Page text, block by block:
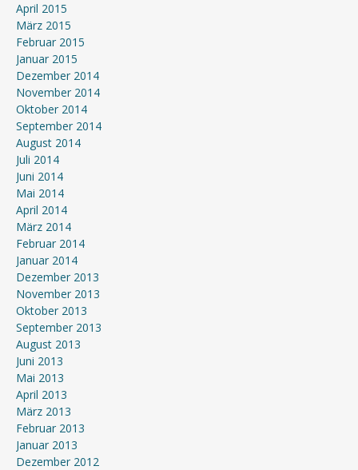
April 2015
März 2015
Februar 2015
Januar 2015
Dezember 2014
November 2014
Oktober 2014
September 2014
August 2014
Juli 2014
Juni 2014
Mai 2014
April 2014
März 2014
Februar 2014
Januar 2014
Dezember 2013
November 2013
Oktober 2013
September 2013
August 2013
Juni 2013
Mai 2013
April 2013
März 2013
Februar 2013
Januar 2013
Dezember 2012